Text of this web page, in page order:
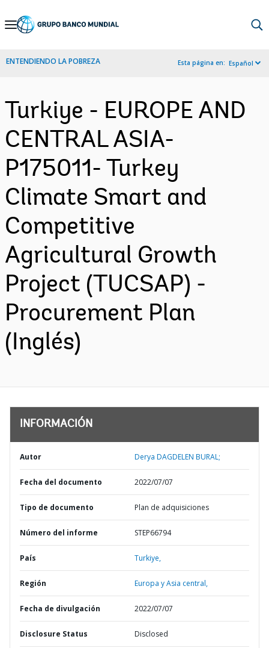
Skip
Navigation
ENTENDIENDO LA POBREZA Esta página en: Español
Turkiye - EUROPE AND
CENTRAL ASIA-
P175011- Turkey
Climate Smart and
Competitive
Agricultural Growth
Project (TUCSAP) -
Procurement Plan
(Inglés)
INFORMACIÓN
Autor Derya DAGDELEN BURAL;
Fecha del documento 2022/07/07
Tipo de documento Plan de adquisiciones
Número del informe STEP66794
País Turkiye,
Región Europa y Asia central,
Fecha de divulgación 2022/07/07
Disclosure Status Disclosed